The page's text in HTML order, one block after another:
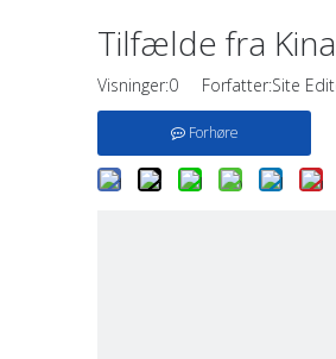
Tilfælde fra Kina
Visninger:0 Forfatter:Site
Forhøre